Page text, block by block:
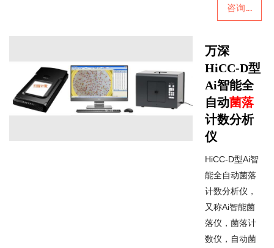
咨询...
万深
HiCC-D型
Ai智能全
自动菌落
计数分析
仪
HiCC-D型Ai智
能全自动菌落
计数分析仪，
又称Ai智能菌
落仪，菌落计
数仪，自动菌